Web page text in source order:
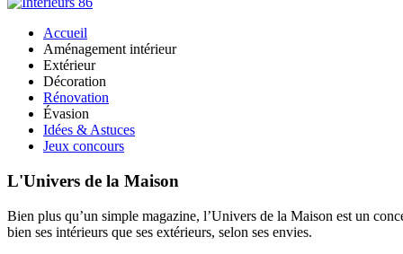
Accueil
Aménagement intérieur
Extérieur
Décoration
Rénovation
Évasion
Idées & Astuces
Jeux concours
L'Univers de la Maison
Bien plus qu’un simple magazine, l’Univers de la Maison est un
bien ses intérieurs que ses extérieurs, selon ses envies.